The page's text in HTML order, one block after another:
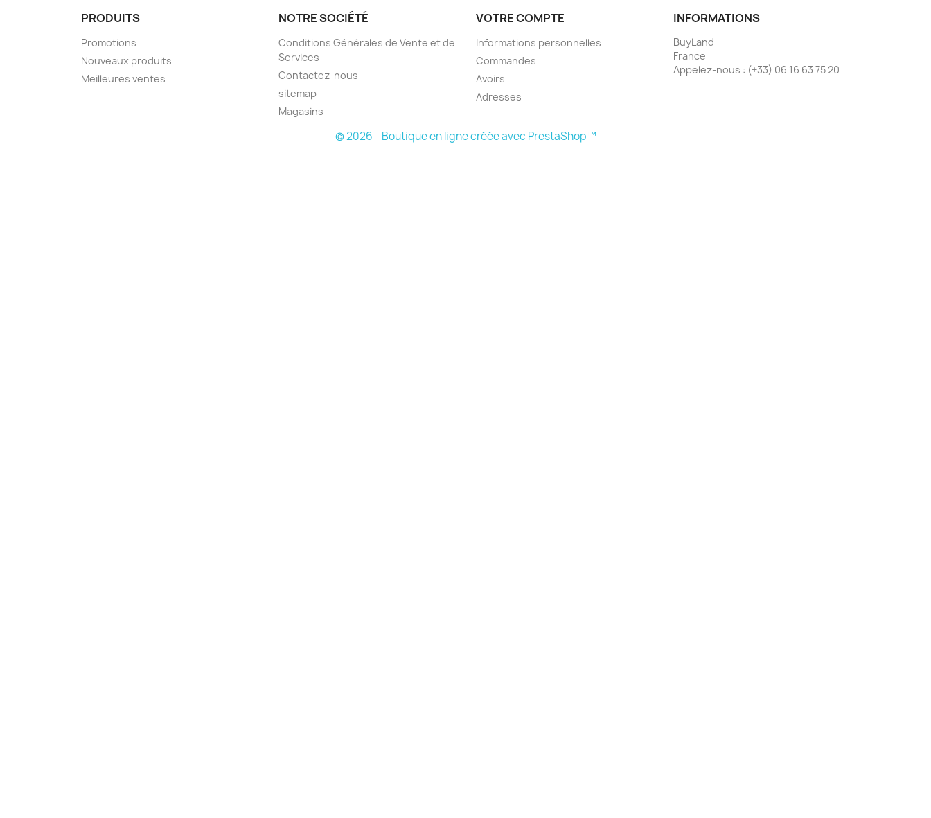
PRODUITS
Promotions
Nouveaux produits
Meilleures ventes
NOTRE SOCIÉTÉ
Conditions Générales de Vente et de
Services
Contactez-nous
sitemap
Magasins
VOTRE COMPTE
Informations personnelles
Commandes
Avoirs
Adresses
INFORMATIONS
BuyLand
France
Appelez-nous : (+33) 06 16 63 75 20
© 2026 - Boutique en ligne créée avec PrestaShop™